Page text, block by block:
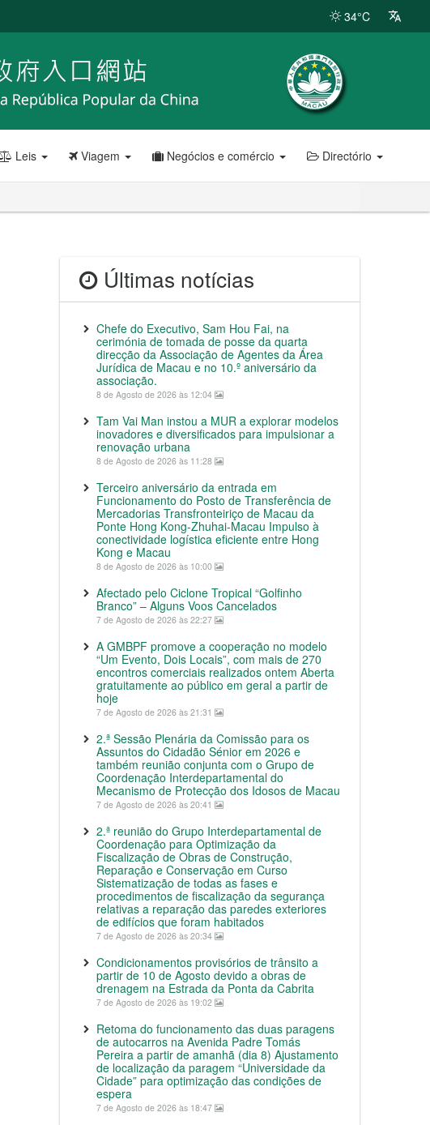
34°C
Leis Viagem Negócios e comércio Directório
Últimas notícias
Chefe do Executivo, Sam Hou Fai, na
cerimónia de tomada de posse da quarta
direcção da Associação de Agentes da Área
Jurídica de Macau e no 10.º aniversário da
associação.
8 de Agosto de 2026 às 12:04
Tam Vai Man instou a MUR a explorar modelos
inovadores e diversificados para impulsionar a
renovação urbana
8 de Agosto de 2026 às 11:28
Terceiro aniversário da entrada em
Funcionamento do Posto de Transferência de
Mercadorias Transfronteiriço de Macau da
Ponte Hong Kong-Zhuhai-Macau Impulso à
conectividade logística eficiente entre Hong
Kong e Macau
8 de Agosto de 2026 às 10:00
Afectado pelo Ciclone Tropical “Golfinho
Branco” – Alguns Voos Cancelados
7 de Agosto de 2026 às 22:27
A GMBPF promove a cooperação no modelo
“Um Evento, Dois Locais”, com mais de 270
encontros comerciais realizados ontem Aberta
gratuitamente ao público em geral a partir de
hoje
7 de Agosto de 2026 às 21:31
2.ª Sessão Plenária da Comissão para os
Assuntos do Cidadão Sénior em 2026 e
também reunião conjunta com o Grupo de
Coordenação Interdepartamental do
Mecanismo de Protecção dos Idosos de Macau
7 de Agosto de 2026 às 20:41
2.ª reunião do Grupo Interdepartamental de
Coordenação para Optimização da
Fiscalização de Obras de Construção,
Reparação e Conservação em Curso
Sistematização de todas as fases e
procedimentos de fiscalização da segurança
relativas a reparação das paredes exteriores
de edifícios que foram habitados
7 de Agosto de 2026 às 20:34
Condicionamentos provisórios de trânsito a
partir de 10 de Agosto devido a obras de
drenagem na Estrada da Ponta da Cabrita
7 de Agosto de 2026 às 19:02
Retoma do funcionamento das duas paragens
de autocarros na Avenida Padre Tomás
Pereira a partir de amanhã (dia 8) Ajustamento
de localização da paragem “Universidade da
Cidade” para optimização das condições de
espera
7 de Agosto de 2026 às 18:47